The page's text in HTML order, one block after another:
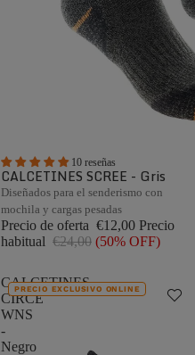
10 reseñas
CALCETINES SCREE - Gris
Diseñados para el senderismo con
mochila y cargas pesadas
Precio de oferta €12,00 Precio
habitual €24,00 (50% OFF)
CALCETINES
CIRCE
WNS
-
Negro
PRECIO EXCLUSIVO ONLINE